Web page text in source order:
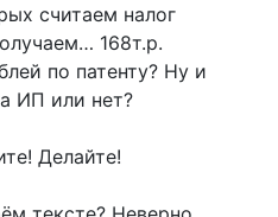
считаем налог
168т.р.
по патенту? Ну и
ИП или нет?
Делайте!